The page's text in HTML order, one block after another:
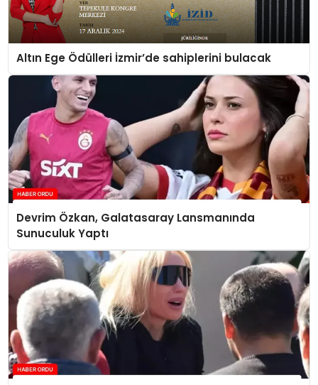
Altın Ege Ödülleri İzmir’de sahiplerini bulacak
Devrim Özkan, Galatasaray Lansmanında
Sunuculuk Yaptı